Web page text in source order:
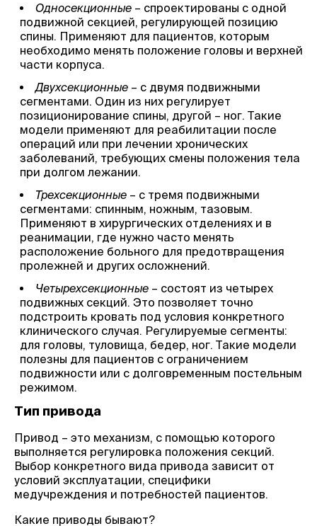
Односекционные – спроектированы с одной
подвижной секцией, регулирующей позицию
спины. Применяют для пациентов, которым
необходимо менять положение головы и верхней
части корпуса.
Двухсекционные – с двумя подвижными
сегментами. Один из них регулирует
позиционирование спины, другой – ног. Такие
модели применяют для реабилитации после
операций или при лечении хронических
заболеваний, требующих смены положения тела
при долгом лежании.
Трехсекционные – с тремя подвижными
сегментами: спинным, ножным, тазовым.
Применяют в хирургических отделениях и в
реанимации, где нужно часто менять
расположение больного для предотвращения
пролежней и других осложнений.
Четырехсекционные – состоят из четырех
подвижных секций. Это позволяет точно
подстроить кровать под условия конкретного
клинического случая. Регулируемые сегменты:
для головы, туловища, бедер, ног. Такие модели
полезны для пациентов с ограничением
подвижности или с долговременным постельным
режимом.
Тип привода
Привод – это механизм, с помощью которого
выполняется регулировка положения секций.
Выбор конкретного вида привода зависит от
условий эксплуатации, специфики
медучреждения и потребностей пациентов.
Какие приводы бывают?